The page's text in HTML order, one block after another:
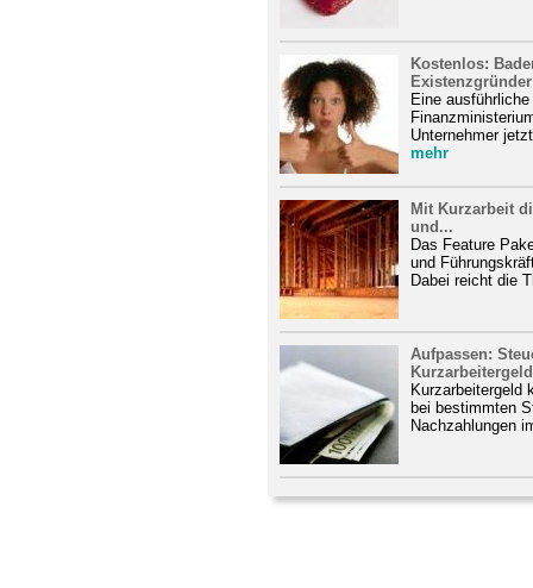
Kostenlos:
Existenzgründer
Eine
Unternehmer
mehr
Mit Kurzarbeit
und...
Das Feature
und
Dabei reicht die
Aufpassen:
Kurzarbeitergeld
Kurzarbeitergeld
bei bestimmten
Nachzahlungen